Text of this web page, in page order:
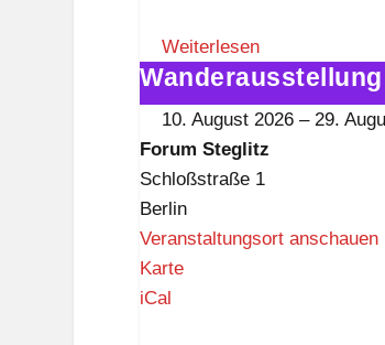
S
t
e
Weiterlesen
Wanderausstellung
„600
Akkordeons"
10. August 2026 –29.
Forum Steglitz
Schloßstraße 1
Berlin
Veranstaltungsort anschauen
KarteF
iCal